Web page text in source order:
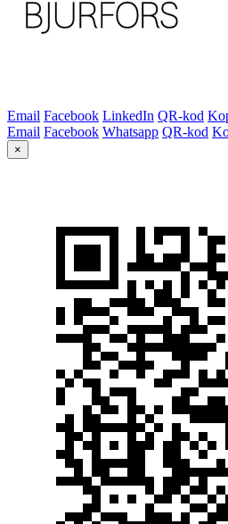
Email Facebook LinkedIn QR-kod
Email Facebook Whatsapp QR-kod
×